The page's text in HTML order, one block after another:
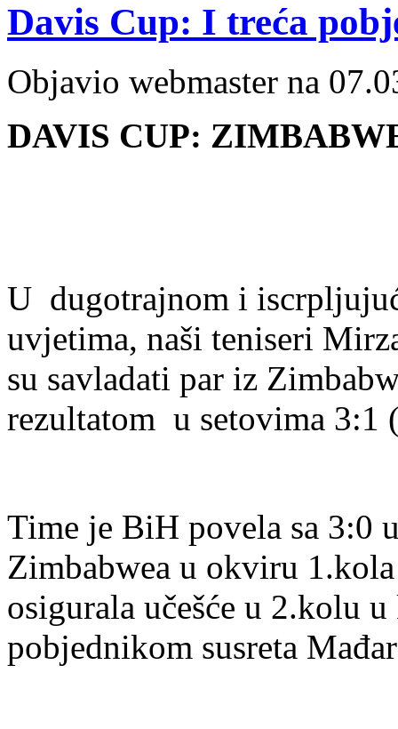
Davis Cup: I treća
Objavio webmaster na
DAVIS CUP:
U dugotrajnom i
uvjetima, naši teniseri
su savladati par iz
rezultatom u setovima 3:1
Time je BiH povela sa 3:0
Zimbabwea u okviru
osigurala učešće u 2.kolu
pobjednikom susreta